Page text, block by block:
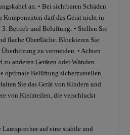
an. • Bei sichtbaren Schäden
Komponenten darf das Gerät nicht in
3. Betrieb und Belüftung: • Stellen Sie
flache Oberfläche. Blockieren Sie
zu vermeiden. • Achten
zu anderen Geräten oder Wänden
optimale Belüftung sicherzustellen.
Sie das Gerät von Kindern und
von Kleinteilen, die verschluckt
auf eine stabile und